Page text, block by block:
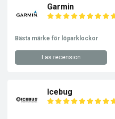
Garmin
Bästa märke för löparklockor
Läs recension
Icebug